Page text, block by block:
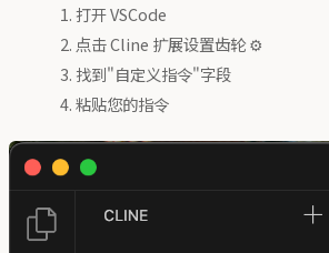
打开 VSCode
点击 Cline 扩展设置齿轮 ⚙️
找到"自定义指令"字段
粘贴您的指令